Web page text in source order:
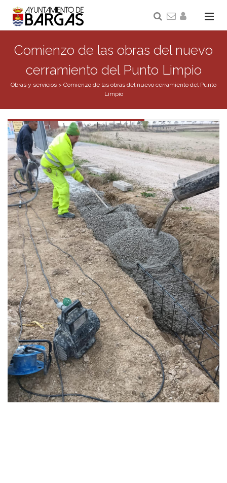
Comienzo de las obras del nuevo
cerramiento del Punto Limpio
Obras y servicios > Comienzo de las obras del nuevo cerramiento del Punto
Limpio